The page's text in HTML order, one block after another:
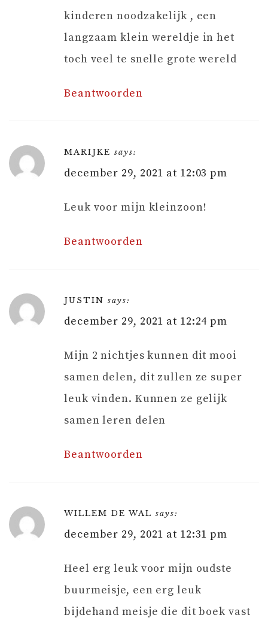
kinderen noodzakelijk , een
langzaam klein wereldje in het
toch veel te snelle grote wereld
Beantwoorden
MARIJKE says:
december 29, 2021 at 12:03 pm
Leuk voor mijn kleinzoon!
Beantwoorden
JUSTIN says:
december 29, 2021 at 12:24 pm
Mijn 2 nichtjes kunnen dit mooi
samen delen, dit zullen ze super
leuk vinden. Kunnen ze gelijk
samen leren delen
Beantwoorden
WILLEM DE WAL says:
december 29, 2021 at 12:31 pm
Heel erg leuk voor mijn oudste
buurmeisje, een erg leuk
bijdehand meisje die dit boek vast